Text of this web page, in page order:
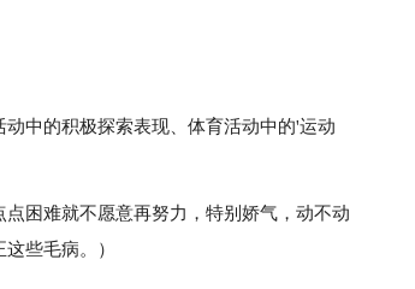
中的积极探索表现、体育活动中的'运动
困难就不愿意再努力，特别娇气，动不动
些毛病。）